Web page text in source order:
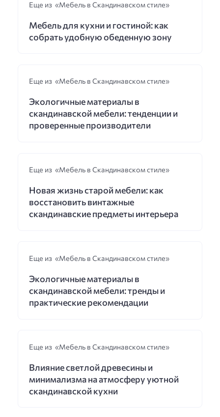
Еще из «Мебель в Скандинавском стиле»
Мебель для кухни и гостиной: как
собрать удобную обеденную зону
Еще из «Мебель в Скандинавском стиле»
Экологичные материалы в
скандинавской мебели: тенденции и
проверенные производители
Еще из «Мебель в Скандинавском стиле»
Новая жизнь старой мебели: как
восстановить винтажные
скандинавские предметы интерьера
Еще из «Мебель в Скандинавском стиле»
Экологичные материалы в
скандинавской мебели: тренды и
практические рекомендации
Еще из «Мебель в Скандинавском стиле»
Влияние светлой древесины и
минимализма на атмосферу уютной
скандинавской кухни